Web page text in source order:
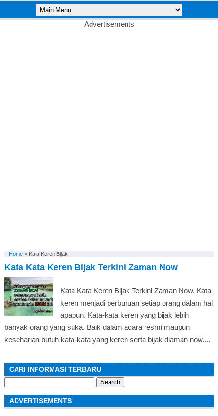
Advertisements
Home> Kata Keren Bijak
Kata Kata Keren Bijak Terkini Zaman Now
Kata Kata Keren Bijak Terkini Zaman Now. Kata
keren menjadi perburuan setiap orang dalam hal
apapun. Kata-kata keren yang bijak lebih
banyak orang yang suka. Baik dalam acara resmi maupun
keseharian butuh kata-kata yang keren serta bijak diaman now....
CARI INFORMASI TERBARU
for:
ADVERTISEMENTS